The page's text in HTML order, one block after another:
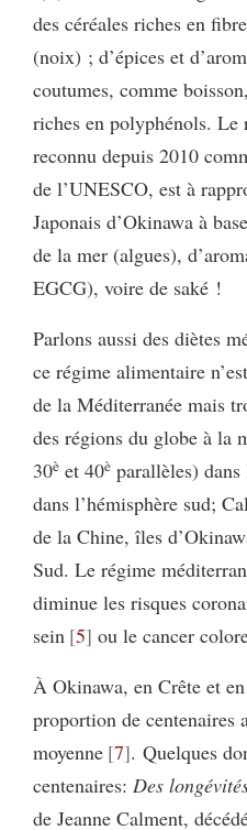
des céréales riches en
(noix) ; d’épices et
coutumes, comme
riches en polyphénols. Le
reconnu depuis 2010
de l’UNESCO, est à
Japonais d’Okinawa à
de la mer (algues),
EGCG), voire de saké !
Parlons aussi des diètes
ce régime alimentaire
de la Méditerranée mais
des régions du globe à la
30è et 40è parallèles)
dans l’hémisphère sud;
de la Chine, îles
Sud. Le régime
diminue les risques
sein 5 ou le cancer
À Okinawa, en Crête et
proportion de centenaires
moyenne 7 . Quelques
centenaires: Des
de Jeanne Calment,